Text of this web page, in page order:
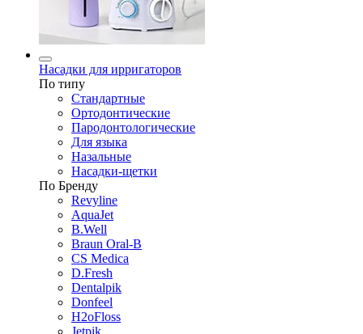
Насадки для ирригаторов
По типу
Стандартные
Ортодонтические
Пародонтологические
Для языка
Назальные
Насадки-щетки
По Бренду
Revyline
AquaJet
B.Well
Braun Oral-B
CS Medica
D.Fresh
Dentalpik
Donfeel
H2oFloss